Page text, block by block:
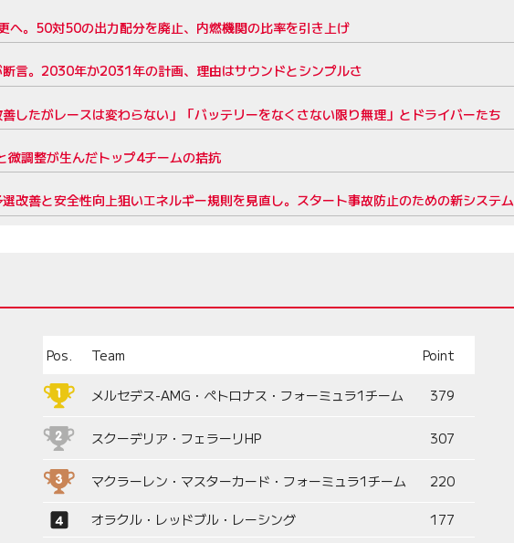
へ。50対50の出力配分を廃止、内燃機関の比率を引き上げ
言。2030年か2031年の計画、理由はサウンドとシンプルさ
したがレースは変わらない」「バッテリーをなくさない限り無理」とドライバーたち
微調整が生んだトップ4チームの拮抗
改善と安全性向上狙いエネルギー規則を見直し。スタート事故防止のための新システ
Pos. Team Point
メルセデス-AMG・ペトロナス・フォーミュラ1チーム 379
スクーデリア・フェラーリHP 307
マクラーレン・マスターカード・フォーミュラ1チーム 220
オラクル・レッドブル・レーシング
177